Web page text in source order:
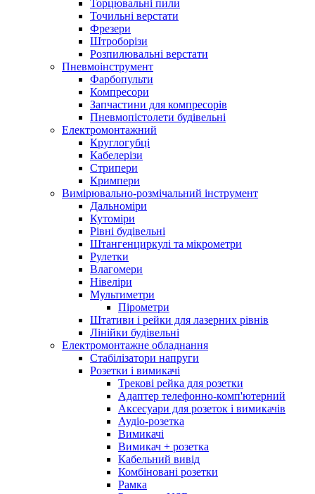
Торцювальні пили
Точильні верстати
Фрезери
Штроборізи
Розпилювальні верстати
Пневмоінструмент
Фарбопульти
Компресори
Запчастини для компресорів
Пневмопістолети будівельні
Електромонтажний
Круглогубці
Кабелерізи
Стрипери
Кримпери
Вимірювально-розмічальний інструмент
Дальноміри
Кутоміри
Рівні будівельні
Штангенциркулі та мікрометри
Рулетки
Влагомери
Нівеліри
Мультиметри
Пірометри
Штативи і рейки для лазерних рівнів
Лінійки будівельні
Електромонтажне обладнання
Стабілізатори напруги
Розетки і вимикачі
Трекові рейка для розетки
Адаптер телефонно-комп'ютерний
Аксесуари для розеток і вимикачів
Аудіо-розетка
Вимикачі
Вимикач + розетка
Кабельний вивід
Комбіновані розетки
Рамка